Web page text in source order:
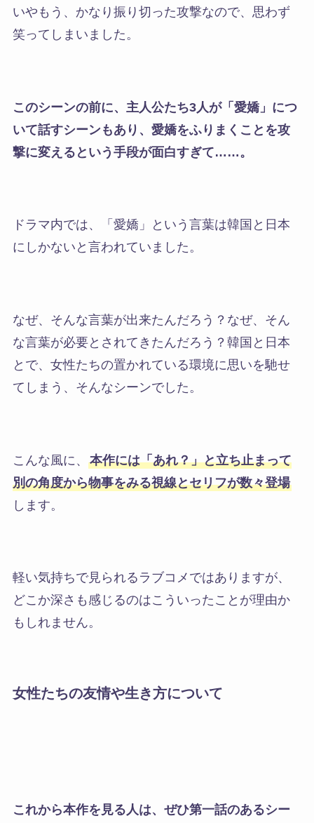
いやもう、かなり振り切った攻撃なので、思わず
笑ってしまいました。
このシーンの前に、主人公たち3人が「愛嬌」につ
いて話すシーンもあり、愛嬌をふりまくことを攻
撃に変えるという手段が面白すぎて……。
ドラマ内では、「愛嬌」という言葉は韓国と日本
にしかないと言われていました。
なぜ、そんな言葉が出来たんだろう？なぜ、そん
な言葉が必要とされてきたんだろう？韓国と日本
とで、女性たちの置かれている環境に思いを馳せ
てしまう、そんなシーンでした。
こんな風に、 本作には「あれ？」と立ち止まって
別の角度から物事をみる視線とセリフが数々登場
します。
軽い気持ちで見られるラブコメではありますが、
どこか深さも感じるのはこういったことが理由か
もしれません。
女性たちの友情や生き方について
これから本作を見る人は、ぜひ第一話のあるシー